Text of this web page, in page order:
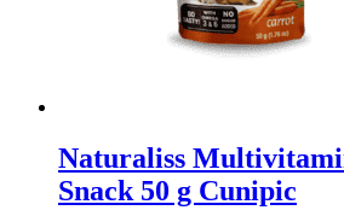
Naturaliss
Snack 50 g Cunipic